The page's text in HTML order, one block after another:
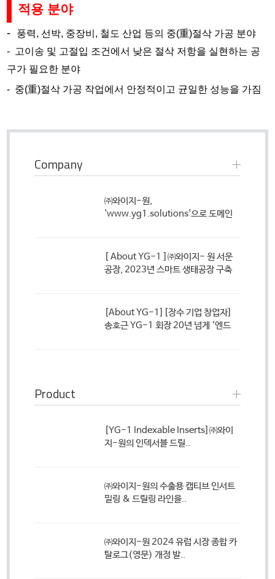
적용 분야
​-
풍력, 선박, 중장비, 철도 산업 등의 중(重)절삭 가공 분야
- 고이송 및 고절입 조건에서 낮은 절삭 저항을 실현하는 공
구가 필요한 분야
- 중(重)절삭 가공 작업에서 안정적이고 균일한 성능을 가짐
Company
㈜와이지-원,
'www.yg1.solutions'으로 도메인
[ About YG-1 ]㈜와이지- 원 서운
공장, 2023년 스마트 생태공장 구축
[About YG-1]
[장수 기업 창업자]
송호근 YG-1 회장 20년 넘게 ‘엔드
Product
[YG-1 Indexable Inserts]㈜와이
지-원의 인덱서블 드릴..
㈜와이지-원의 수출용 캡티브 인서트
밀링 & 드릴링 라인을..
㈜와이지-원 2024 유럽 시장 종합 카
탈로그(영문) 개정 발..